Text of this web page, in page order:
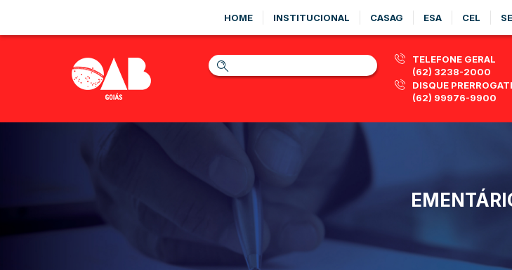
HOME INSTITUCIONAL CASAG ESA CEL
TELEFONE GERAL
(62) 3238-2000
DISQUE
(62) 99976-9900